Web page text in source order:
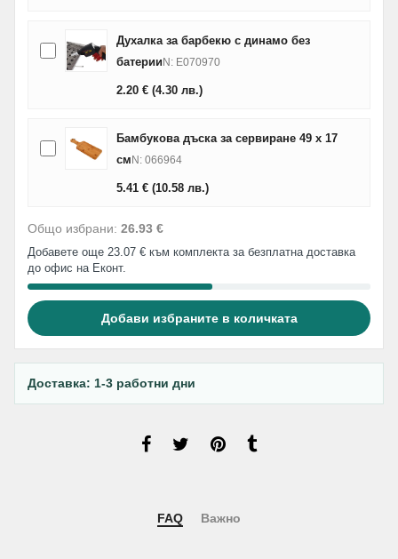
Духалка за барбекю с динамо без
батерииN: E070970
2.20 € (4.30 лв.)
Бамбукова дъска за сервиране 49 х 17
смN: 066964
5.41 € (10.58 лв.)
Общо избрани: 26.93 €
Добавете още 23.07 € към комплекта за безплатна доставка
до офис на Еконт.
Добави избраните в количката
Доставка: 1-3 работни дни
FAQ Важно